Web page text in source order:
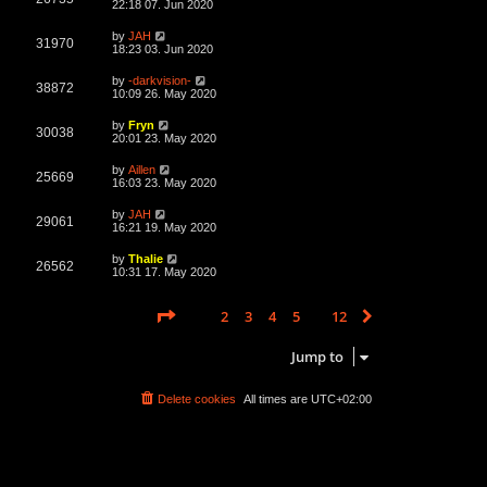
w
o
t
w
a
t
p
o
t
22:18 07. Jun 2020
31970V
w
L
a
t
p
o
t
by JAH
18:23 03. Jun 2020
38872V
w
L
a
t
p
o
t
by -darkvision-
10:09 26. May 2020
30038V
L
a
t
p
o
t
by Fryn
20:01 23. May 2020
25669V
w
L
a
t
p
o
t
by Aillen
16:03 23. May 2020
29061
L
a
t
p
o
by JAH
16:21 19. May 2020
26562V
L
a
by Thalie
10:31 17. May 2020
of 12
2 3 4 5 12
Jump to
All times are UTC+02:00
Delete cookies